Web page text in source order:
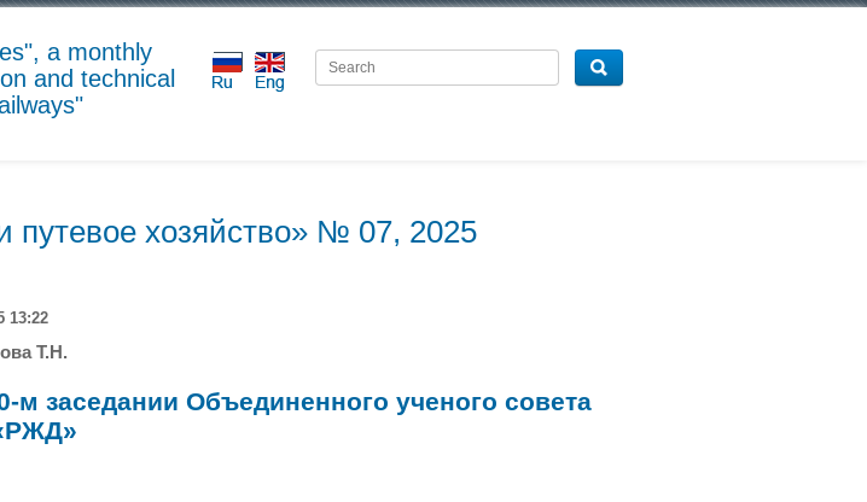
a monthly
and technical
путевое хозяйство» № 07, 2025
13:22
Т.Н .
м заседании Объединенного ученого совета